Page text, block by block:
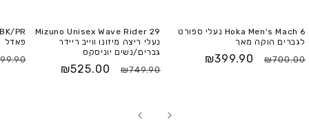
Hoka Men's Mach 6 נעלי ספורט
לגברים הוקה מאך
₪700.00
₪399.90
Mizuno Unisex Wave Rider 29
נעלי ריצה מיזונו ווייב ריידר
גברים/נשים יוניסקס
₪749.90
₪525.00
פאדל